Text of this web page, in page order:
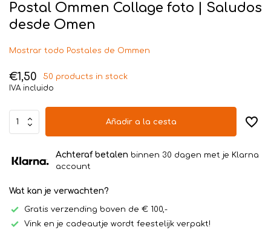
Postal Ommen Collage foto | Saludos
desde Omen
Mostrar todo Postales de Ommen
€1,50
50 products in stock
IVA incluido
Añadir a la cesta
Achteraf betalen binnen 30 dagen met je Klarna
account
Wat kan je verwachten?
Gratis verzending boven de € 100,-
Vink en je cadeautje wordt feestelijk verpakt!